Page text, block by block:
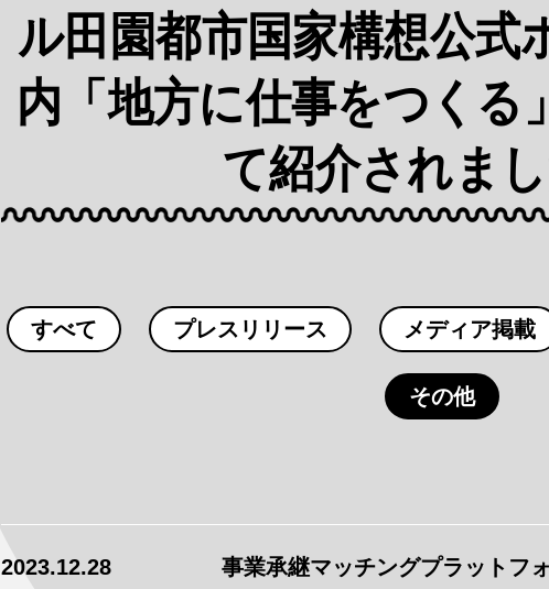
ル田園都市国家構想公式
内「地方に仕事をつくる
て紹介されま
すべて プレスリリース メディア掲載
その他
2023.12.28
事業承継マッチングプラットフ